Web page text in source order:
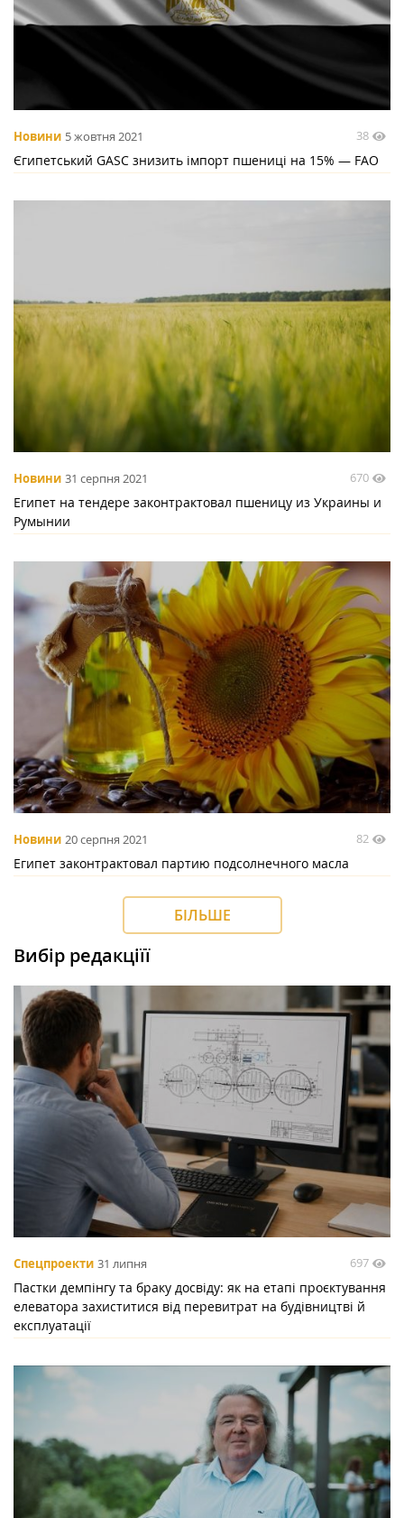
Новини 5 жовтня 2021 38
Єгипетський GASC знизить імпорт пшениці на 15% — FAО
Новини 31 серпня 2021 670
Египет на тендере законтрактовал пшеницу из Украины и
Румынии
Новини 20 серпня 2021 82
Египет законтрактовал партию подсолнечного масла
БІЛЬШЕ
Вибір редакціїї
Спецпроекти 31 липня 697
Пастки демпінгу та браку досвіду: як на етапі проєктування
елеватора захиститися від перевитрат на будівництві й
експлуатації